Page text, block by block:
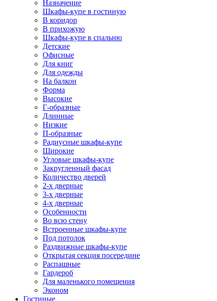
Назначение
Шкафы-купе в гостиную
В коридор
В прихожую
Шкафы-купе в спальню
Детские
Офисные
Для книг
Для одежды
На балкон
Форма
Высокие
Г-образные
Длинные
Низкие
П-образные
Радиусные шкафы-купе
Широкие
Угловые шкафы-купе
Закругленный фасад
Количество дверей
2-х дверные
3-х дверные
4-х дверные
Особенности
Во всю стену
Встроенные шкафы-купе
Под потолок
Раздвижные шкафы-купе
Открытая секция посередине
Распашные
Гардероб
Для маленького помещения
Эконом
Гостиные